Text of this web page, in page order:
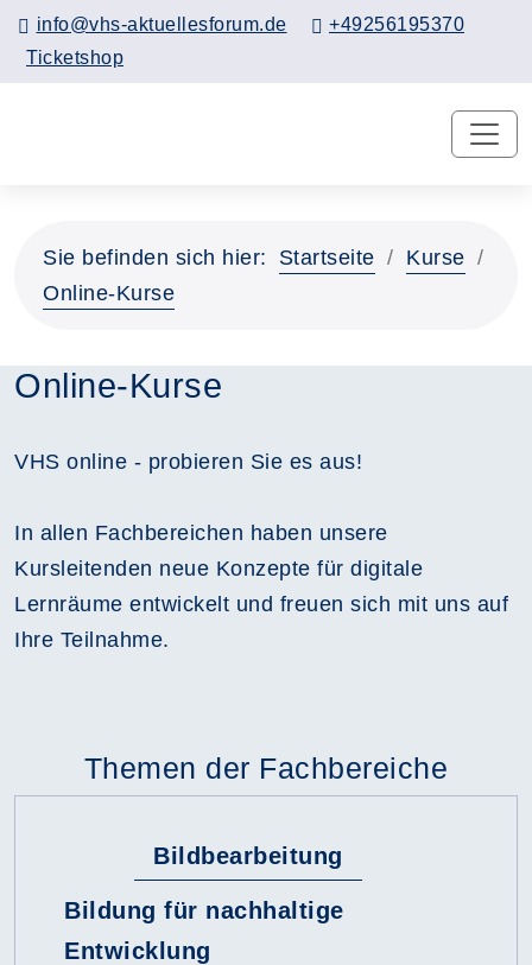
info@vhs-aktuellesforum.de
+49256195370
Ticketshop
Sie befinden sich hier: Startseite
Kurse
Online-Kurse
Online-Kurse
VHS online - probieren Sie es aus!
In allen Fachbereichen haben unsere
Kursleitenden neue Konzepte für digitale
Lernräume entwickelt und freuen sich mit uns auf
Ihre Teilnahme.
Themen der Fachbereiche
Bildbearbeitung
Bildung für nachhaltige
Entwicklung